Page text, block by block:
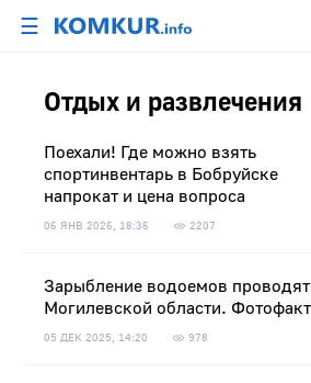
☰
Отдых и развлечения
Поехали! Где можно взять
спортинвентарь в Бобруйске
напрокат и цена вопроса
06 ЯНВ 2026, 18:36 2207
Зарыбление водоемов
Могилевской области. Фотофакт
05 ДЕК 2025, 14:20 978